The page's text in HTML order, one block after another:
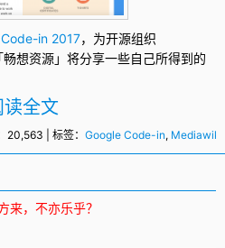
in 2017，为开源组织
想资源」将分享一些自己所得到的
读全文
20,563 | 标签： Google Code-in, Mediawiki
来，不亦乐乎？